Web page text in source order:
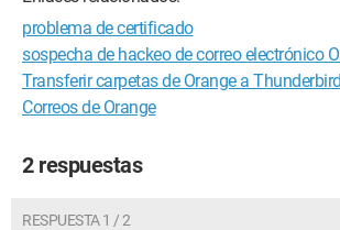
Configuración:Windows / Firefox 62.0
problema de certificado
sospecha de hackeo de correo electrónico
Transferir carpetas de Orange a Thunderbird
Correos de Orange
2 respuestas
RESPUESTA 1 / 2